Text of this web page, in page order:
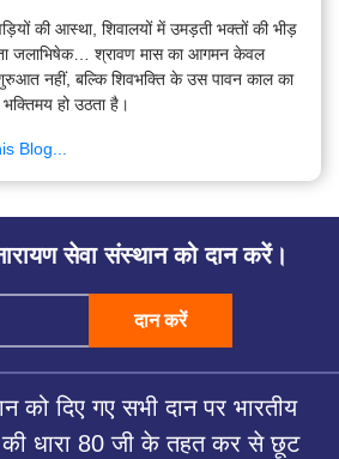
की आस्था, शिवालयों में उमड़ती भक्तों की भीड़
जलाभिषेक… श्रावण मास का आगमन केवल
नहीं, बल्कि शिवभक्ति के उस पावन काल का
हो उठता है।
Blog...
सेवा संस्थान को दान करें।
दान करें
को दिए गए सभी दान पर भारतीय
धारा 80 जी के तहत कर से छूट